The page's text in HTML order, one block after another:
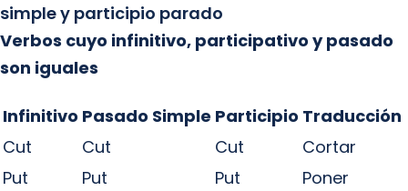
simple y participio parado
Verbos cuyo infinitivo, participativo y pasado
son iguales
Infinitivo Pasado Simple Participio Traducción
Cut
Cut Cut
Cortar
Put
Put Put
Poner